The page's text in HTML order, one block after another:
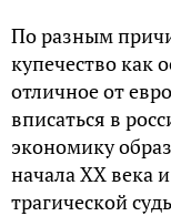
По разным
купечество как
отличное от
вписаться в
экономику
начала XX века
трагической